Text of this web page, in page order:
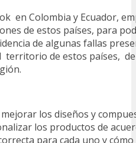
en Colombia y Ecuador,
de estos países, para
de algunas fallas
de estos países,
los diseños y
los productos de
para cada uno y